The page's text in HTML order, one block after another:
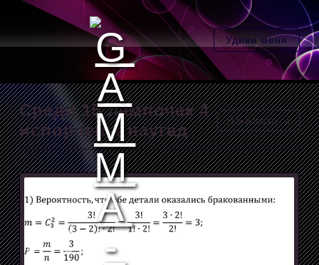
Удиви меня
Среди 15 лампочек 4
испорчены наугад
Пожаловаться